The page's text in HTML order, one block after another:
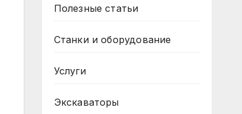
Полезные статьи
Станки и оборудование
Услуги
Экскаваторы